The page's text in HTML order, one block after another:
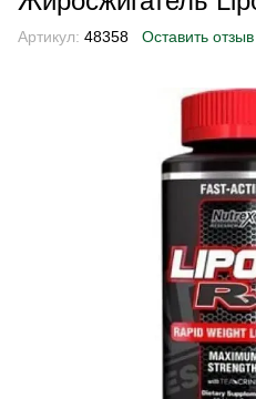
Артикул: 48358 Оставить отзыв